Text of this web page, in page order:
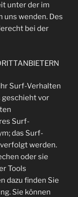
unter der im
uns wenden. Des
bei der
Surf-Verhalten
vor
Surf-
das Surf-
werden.
oder sie
Tools
dazu finden Sie
Sie können